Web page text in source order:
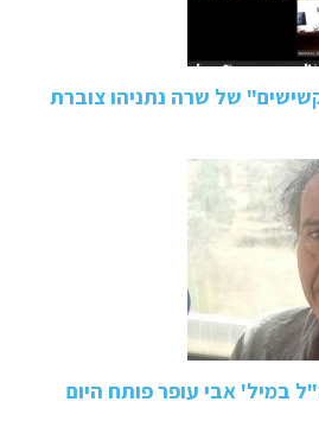
של שרה נתניהו צוברת
במיל' אבי עופר פותח היום